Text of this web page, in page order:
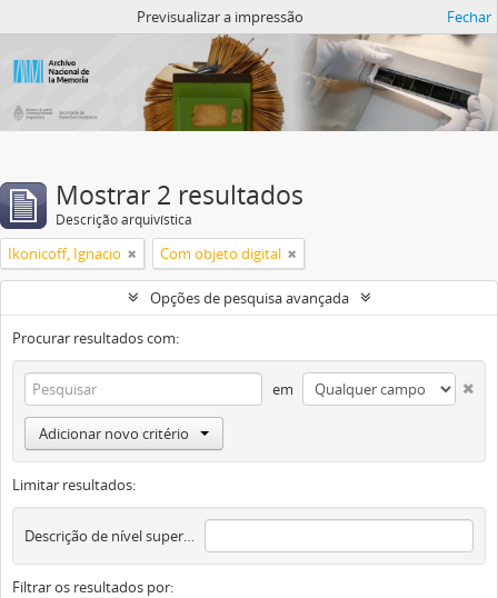
Previsualizar a impressão Fechar
Mostrar 2 resultados
Descrição arquivística
Ikonicoff, Ignacio Com objeto digital
Opções de pesquisa avançada
Procurar resultados com:
em
Adicionar novo critério
Limitar resultados:
Descrição de nível superior
Filtrar os resultados por: